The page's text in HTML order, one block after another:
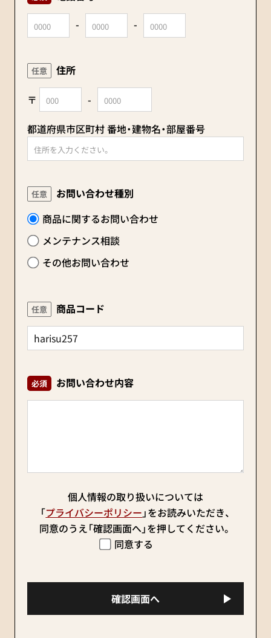
任意 住所
〒
-
都道府県市区町村 番地・建物名・部屋番号
任意
お問い合わせ種別
商品に関するお問い合わせ
メンテナンス相談
その他お問い合わせ
任意 商品コード
必須 お問い合わせ内容
個人情報の取り扱いについては
「プライバシーポリシー 」をお読みいただき、
同意のうえ「確認画面へ」を押してください。
同意する